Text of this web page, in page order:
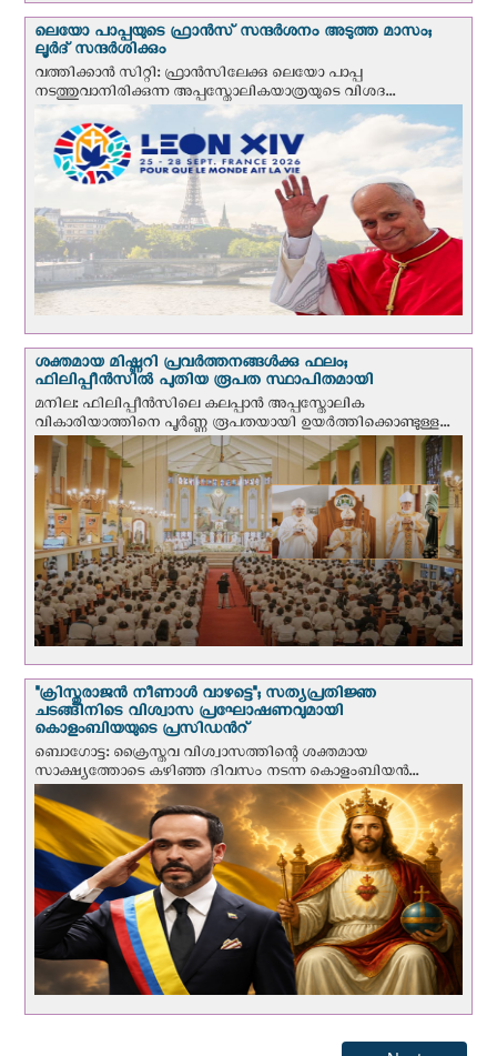
ലെയോ പാപ്പയുടെ ഫ്രാന്‍സ് സന്ദര്‍ശനം അടുത്ത മാസം;
ലൂര്‍ദ് സന്ദര്‍ശിക്കും
വത്തിക്കാന്‍ സിറ്റി: ഫ്രാൻസിലേക്കു ലെയോ പാപ്പ
നടത്തുവാനിരിക്കുന്ന അപ്പസ്തോലികയാത്രയുടെ വിശദ...
ശക്തമായ മിഷ്ണറി പ്രവർത്തനങ്ങൾക്കു ഫലം;
ഫിലിപ്പീൻസിൽ പുതിയ രൂപത സ്ഥാപിതമായി
മനില: ഫിലിപ്പീൻസിലെ കലപ്പാൻ അപ്പസ്തോലിക
വികാരിയാത്തിനെ പൂർണ്ണ രൂപതയായി ഉയർത്തിക്കൊണ്ടുള്ള...
"ക്രിസ്തുരാജന്‍ നീണാള്‍ വാഴട്ടെ"; സത്യപ്രതിജ്ഞ
ചടങ്ങിനിടെ വിശ്വാസ പ്രഘോഷണവുമായി
കൊളംബിയയുടെ പ്രസിഡന്‍റ്
ബൊഗോട്ട: ക്രൈസ്തവ വിശ്വാസത്തിന്റെ ശക്തമായ
സാക്ഷ്യത്തോടെ കഴിഞ്ഞ ദിവസം നടന്ന കൊളംബിയന്‍...